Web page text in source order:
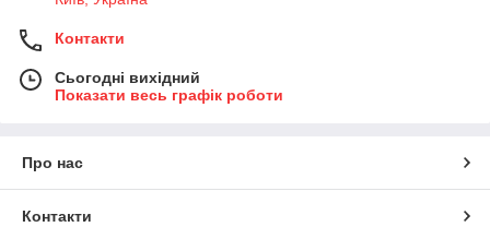
Контакти
Сьогодні вихідний
Показати весь графік роботи
Про нас
Контакти